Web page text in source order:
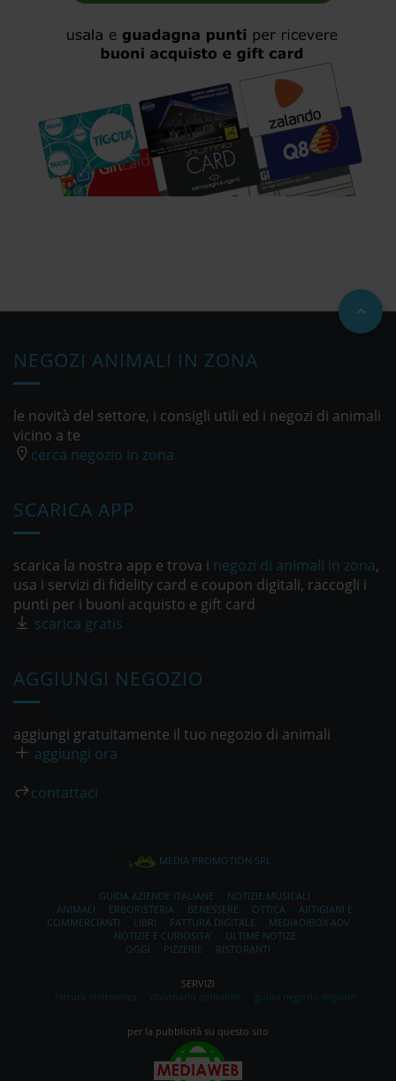
NEGOZI ANIMALI IN ZONA
le novità del settore, i consigli utili ed i negozi di animali
vicino a te
cerca negozio in zona
SCARICA APP
scarica la nostra app e trova i negozi di animali in zona,
usa i servizi di fidelity card e coupon digitali, raccogli i
punti per i buoni acquisto e gift card
scarica gratis
AGGIUNGI NEGOZIO
aggiungi gratuitamente il tuo negozio di animali
aggiungi ora
contattaci
MEDIA PROMOTION SRL
GUIDA AZIENDE ITALIANE
NOTIZIE MUSICALI
ANIMALI
ERBORISTERIA BENESSERE OTTICA
ARTIGIANI E
COMMERCIANTI
LIBRI FATTURA DIGITALE
MEDIADIBOX ADV
NOTIZIE E CURIOSITA'
ULTIME NOTIZE
OGGI
PIZZERIE RISTORANTI
SERVIZI
fattura elettronica
dizionario contabile guida negozio digitale
per la pubblicità su questo sito